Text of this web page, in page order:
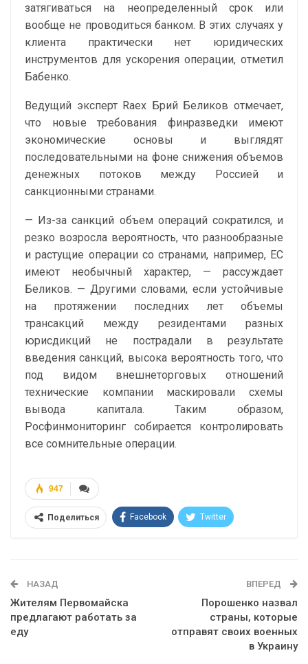
затягиваться на неопределенный срок или
вообще не проводиться банком. В этих случаях у
клиента практически нет юридических
инструментов для ускорения операции, отметил
Бабенко.
Ведущий эксперт Raex Брий Беликов отмечает,
что новые требования финразведки имеют
экономические основы и выглядят
последовательными на фоне снижения объемов
денежных потоков между Россией и
санкционными странами.
— Из-за санкций объем операций сократился, и
резко возросла вероятность, что разнообразные
и растущие операции со странами, например, ЕС
имеют необычный характер, — рассуждает
Беликов. — Другими словами, если устойчивые
на протяжении последних лет объемы
трансакций между резидентами разных
юрисдикций не пострадали в результате
введения санкций, высока вероятность того, что
под видом внешнеторговых отношений
технические компании маскировали схемы
вывода капитала. Таким образом,
Росфинмониторинг собирается контролировать
все сомнительные операции.
947
Поделиться Facebook Twitter
НАЗАД
Жителям Первомайска
предлагают работать за
еду
ВПЕРЕД
Порошенко назвал
страны, которые
отправят своих военных
в Украину